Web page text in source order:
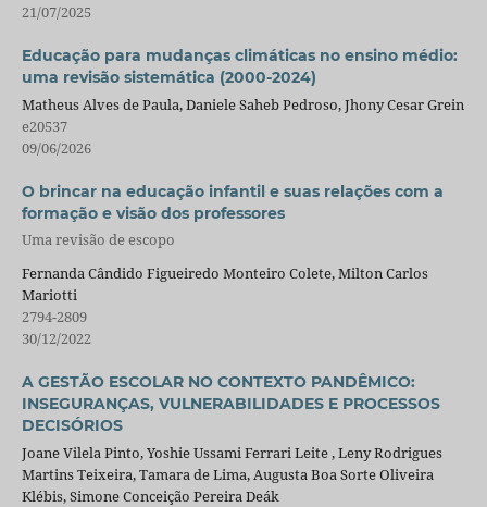
21/07/2025
Educação para mudanças climáticas no ensino médio:
uma revisão sistemática (2000-2024)
Matheus Alves de Paula, Daniele Saheb Pedroso, Jhony Cesar Grein
e20537
09/06/2026
O brincar na educação infantil e suas relações com a
formação e visão dos professores
Uma revisão de escopo
Fernanda Cândido Figueiredo Monteiro Colete, Milton Carlos
Mariotti
2794-2809
30/12/2022
A GESTÃO ESCOLAR NO CONTEXTO PANDÊMICO:
INSEGURANÇAS, VULNERABILIDADES E PROCESSOS
DECISÓRIOS
Joane Vilela Pinto, Yoshie Ussami Ferrari Leite , Leny Rodrigues
Martins Teixeira, Tamara de Lima, Augusta Boa Sorte Oliveira
Klébis, Simone Conceição Pereira Deák